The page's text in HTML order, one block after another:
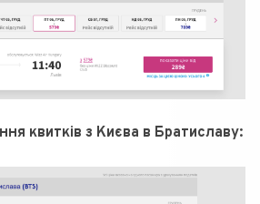
квитків з Києва в Братиславу: